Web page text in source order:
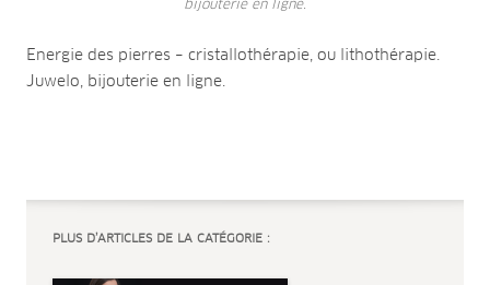
bijouterie en ligne.
Energie des pierres – cristallothérapie, ou lithothérapie.
Juwelo, bijouterie en ligne.
PLUS D’ARTICLES DE LA CATÉGORIE :